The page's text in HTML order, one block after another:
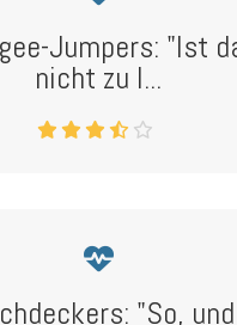
Jumpers: "Ist
nicht zu l...
"So,